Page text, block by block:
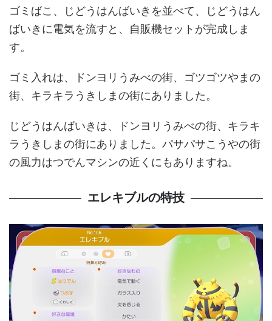
ゴミばこ、じどうはんばいきを並べて、じどうはん
ばいきに電気を流すと、自販機セットが完成しま
す。
ゴミ入れは、ドンヨリうみべの街、ゴツゴツやまの
街、キラキラうきしまの街にありました。
じどうはんばいきは、ドンヨリうみべの街、キラキ
ラうきしまの街にありました。パサパサこうやの街
の風力はつでんマシンの近くにもありますね。
エレキブルの特技